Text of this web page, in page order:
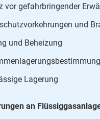
vor gefahrbringender
und
und Beheizung
Lagerung
an